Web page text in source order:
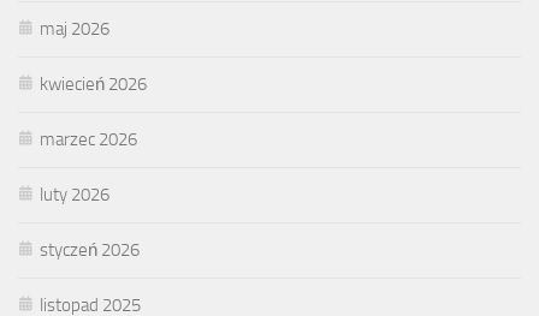
maj 2026
kwiecień 2026
marzec 2026
luty 2026
styczeń 2026
listopad 2025